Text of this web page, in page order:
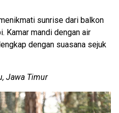
sunrise dari balkon
Kamar mandi dengan air
dengan suasana sejuk
Jawa Timur